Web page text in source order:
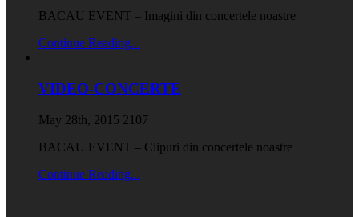
BACAU EVENT – Imagini din concertele noastre
Continue Reading...
VIDEO-CONCERTE
May 28th, 2015 2107
BACAU EVENT – Clipuri din concertele noastre
Continue Reading...